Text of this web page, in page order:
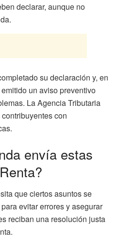
declarar, aunque no
su declaración y, en
un aviso preventivo
La Agencia Tributaria
con
envía estas
que ciertos asuntos se
evitar errores y asegurar
reciban una resolución justa